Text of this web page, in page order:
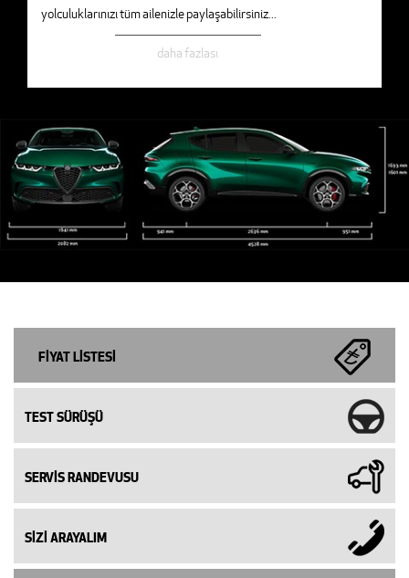
yolculuklarınızı tüm ailenizle paylaşabilirsiniz
daha fazlası
FİYAT LİSTESİ
TEST SÜRÜŞÜ
SERVİS RANDEVUSU
SİZİ ARAYALIM